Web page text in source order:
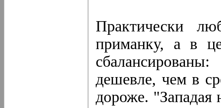
Практически
приманку, а в
дешевле, чем в
дороже. "Западая